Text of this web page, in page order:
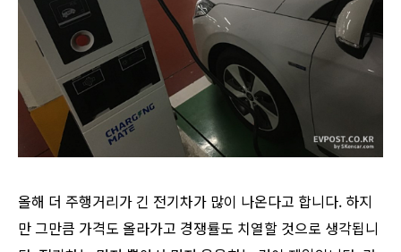
올해 더 주행거리가 긴 전기차가 많이 나온다고 합니다. 하지
만 그만큼 가격도 올라가고 경쟁률도 치열할 것으로 생각됩니